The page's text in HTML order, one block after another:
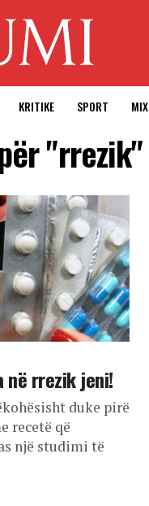
KRITIKE SPORT MIX
"rrezik"
në rrezik jeni!
duke pirë
recetë që
një studimi të